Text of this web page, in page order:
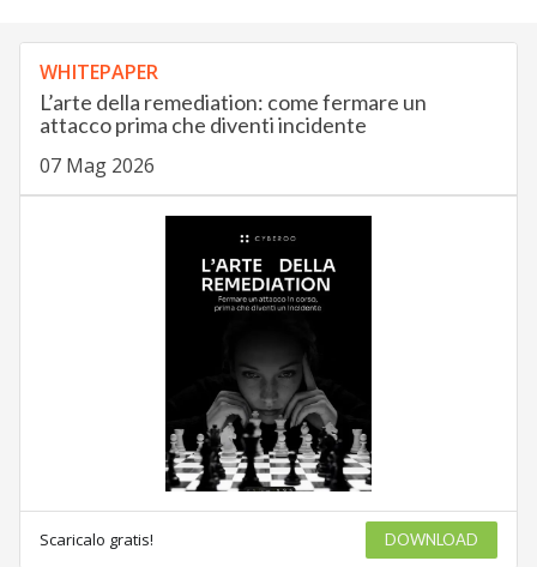
WHITEPAPER
L’arte della remediation: come fermare un
attacco prima che diventi incidente
07 Mag 2026
Scaricalo gratis! DOWNLOAD